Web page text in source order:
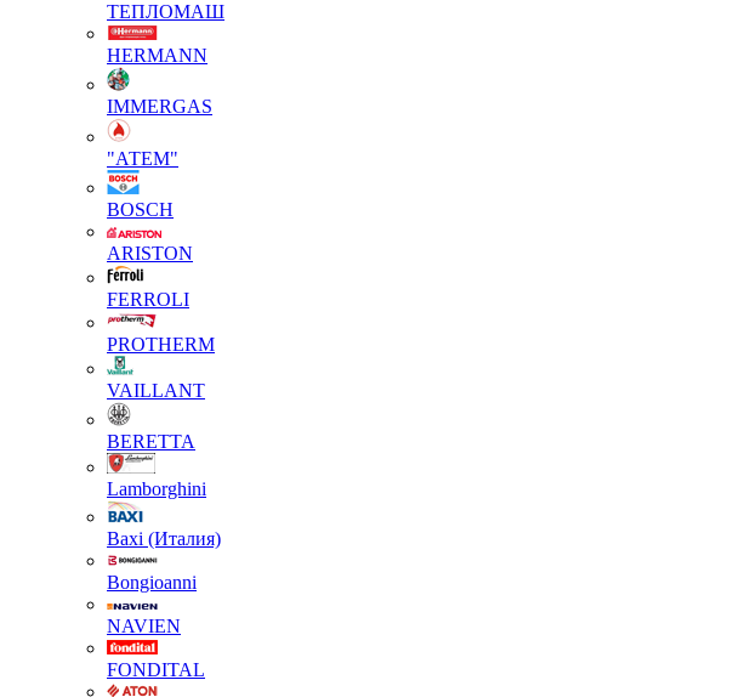
ТЕПЛОМАШ
HERMANN
IMMERGAS
"АТЕМ"
BOSCH
ARISTON
FERROLI
PROTHERM
VAILLANT
BERETTA
Lamborghini
Baxi (Италия)
Вongioanni
NAVIEN
FONDITAL